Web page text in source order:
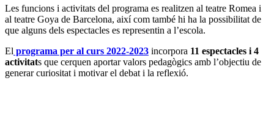
Les funcions i activitats del programa es realitzen al teatre Romea i
al teatre Goya de Barcelona, així com també hi ha la possibilitat de
que alguns dels espectacles es representin a l’escola.
El programa per al curs 2022-2023 incorpora 11 espectacles i 4
activitats que cerquen aportar valors pedagògics amb l’objectiu de
generar curiositat i motivar el debat i la reflexió.